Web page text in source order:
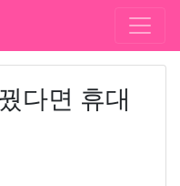
다면 휴대